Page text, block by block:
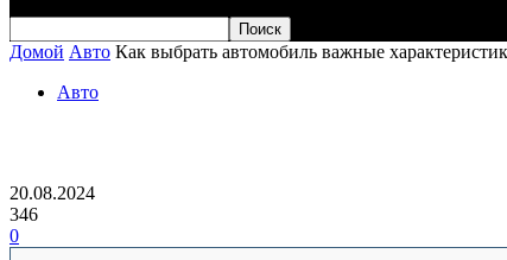
Домой Авто Как выбрать автомобиль важные
Авто
20.08.2024
346
0